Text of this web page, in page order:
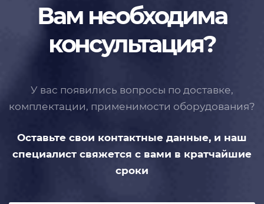
Вам необходима
консультация?
У вас появились вопросы по доставке,
комплектации, применимости оборудования?
Оставьте свои контактные данные, и наш
специалист свяжется с вами в кратчайшие
сроки